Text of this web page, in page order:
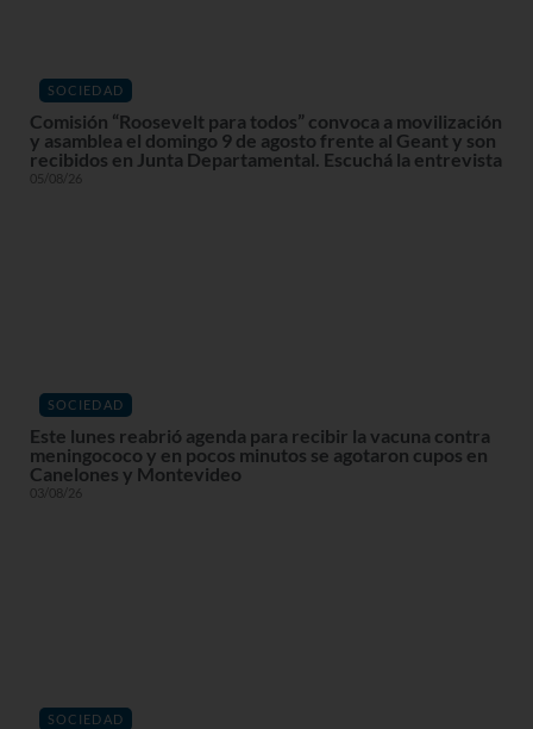
SOCIEDAD
Comisión “Roosevelt para todos” convoca a movilización
y asamblea el domingo 9 de agosto frente al Geant y son
recibidos en Junta Departamental. Escuchá la entrevista
05/08/26
SOCIEDAD
Este lunes reabrió agenda para recibir la vacuna contra
meningococo y en pocos minutos se agotaron cupos en
Canelones y Montevideo
03/08/26
SOCIEDAD